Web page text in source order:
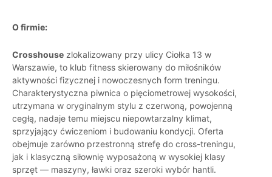
O firmie:
Crosshouse zlokalizowany przy ulicy Ciołka 13 w
Warszawie, to klub fitness skierowany do miłośników
aktywności fizycznej i nowoczesnych form treningu.
Charakterystyczna piwnica o pięciometrowej wysokości,
utrzymana w oryginalnym stylu z czerwoną, powojenną
cegłą, nadaje temu miejscu niepowtarzalny klimat,
sprzyjający ćwiczeniom i budowaniu kondycji. Oferta
obejmuje zarówno przestronną strefę do cross-treningu,
jak i klasyczną siłownię wyposażoną w wysokiej klasy
sprzęt — maszyny, ławki oraz szeroki wybór hantli.